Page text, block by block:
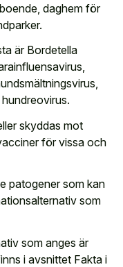
daghem för
är Bordetella
skyddas mot
för vissa och
patogener som kan
som
som anges är
i avsnittet Fakta i